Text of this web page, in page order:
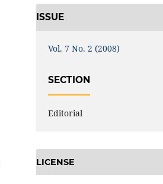
ISSUE
Vol. 7 No. 2 (2008)
SECTION
Editorial
LICENSE